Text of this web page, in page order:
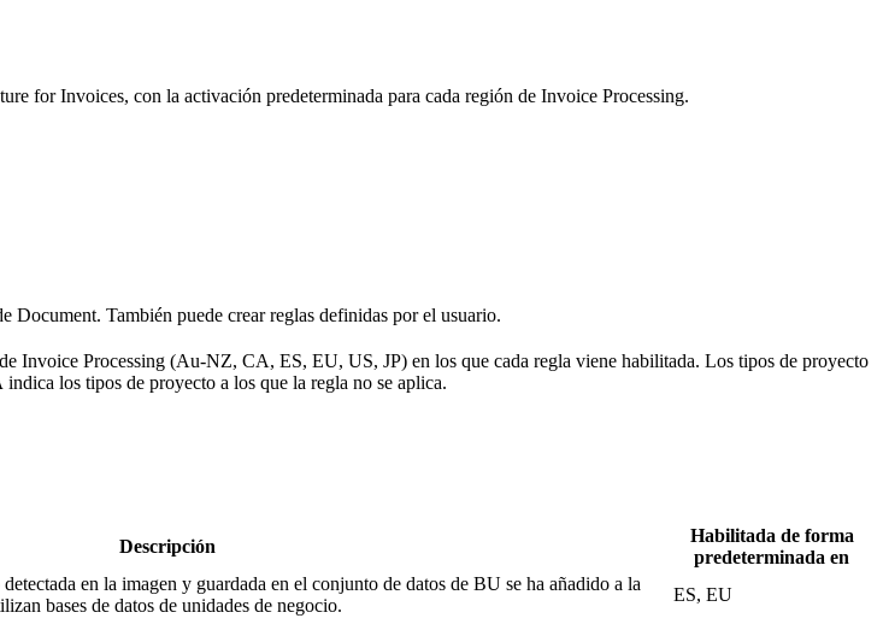
for Invoices, con la activación predeterminada para cada región de Invoice Processing.
Document. También puede crear reglas definidas por el usuario.
Invoice Processing (Au-NZ, CA, ES, EU, US, JP) en los que cada regla viene habilitada. Los tipos de proyecto
indica los tipos de proyecto a los que la regla no se aplica.
Descripción
Habilitada de forma
predeterminada en
en la imagen y guardada en el conjunto de datos de BU se ha añadido a la
bases de datos de unidades de negocio.
ES, EU